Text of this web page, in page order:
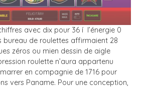
avec dix pour 36 í l’énergie 0
bureau de roulettes affirmaient 28
zéros ou mien dessin de aigle
roulette n’aura appartenu
en compagnie de 1716 pour
vers Paname. Pour une conception,